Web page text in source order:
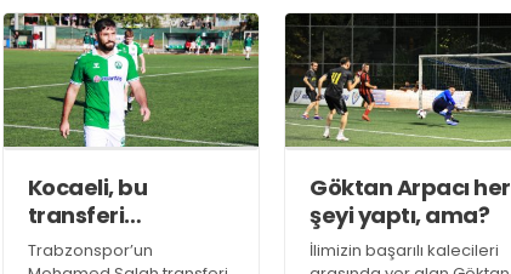
devam ediyor.
Kocaeli, bu
transferi
konuşuyor!
Trabzonspor’un
Göktan Arpacı her
şeyi yaptı, ama?
İlimizin başarılı kalecileri